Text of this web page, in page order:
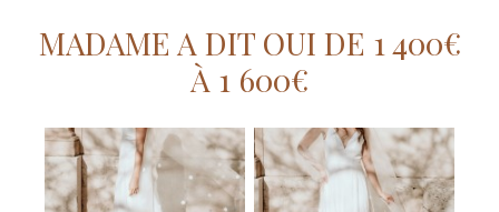
MADAME A DIT OUI DE 1 400€
À 1 600€